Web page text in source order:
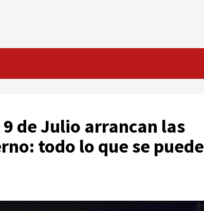
de Julio arrancan las
todo lo que se puede